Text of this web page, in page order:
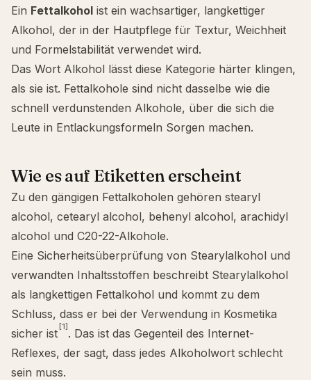
Ein Fettalkohol ist ein wachsartiger, langkettiger
Alkohol, der in der Hautpflege für Textur, Weichheit
und Formelstabilität verwendet wird.
Das Wort Alkohol lässt diese Kategorie härter klingen,
als sie ist. Fettalkohole sind nicht dasselbe wie die
schnell verdunstenden Alkohole, über die sich die
Leute in Entlackungsformeln Sorgen machen.
Wie es auf Etiketten erscheint
Zu den gängigen Fettalkoholen gehören stearyl
alcohol, cetearyl alcohol, behenyl alcohol, arachidyl
alcohol und C20-22-Alkohole.
Eine Sicherheitsüberprüfung von Stearylalkohol und
verwandten Inhaltsstoffen beschreibt Stearylalkohol
als langkettigen Fettalkohol und kommt zu dem
Schluss, dass er bei der Verwendung in Kosmetika
sicher ist [1] . Das ist das Gegenteil des Internet-
Reflexes, der sagt, dass jedes Alkoholwort schlecht
sein muss.